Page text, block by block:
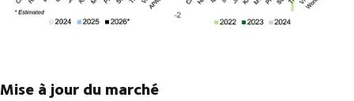
Mise à jour du marché